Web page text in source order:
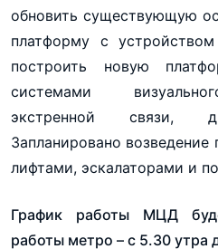
обновить существующую
платформу с
построить новую
системами
экстренной связи,
Запланировано
лифтами, эскалаторами и
График работы МЦД
работы метро – с 5.30 утра